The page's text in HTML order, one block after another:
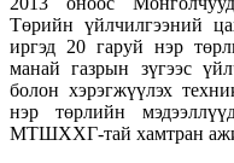
Төрийн үйлчилгээний
иргэд 20 гаруй нэр
манай газрын зүгээс
болон хэрэгжүүлэх
нэр төрлийн
МТШХХГ-тай хамтран